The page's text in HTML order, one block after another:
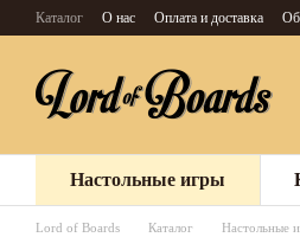
Перейти к основному контенту
Каталог О нас Оплата и доставка
Настольные игры
Lord of Boards Каталог Настольные